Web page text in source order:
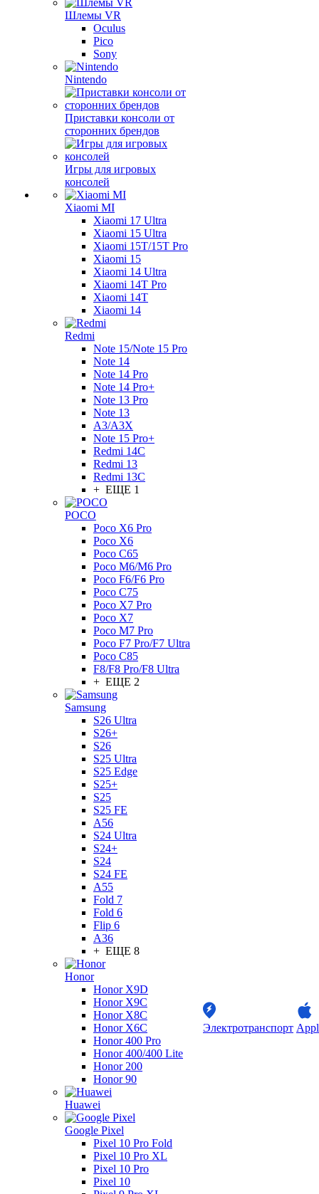
Шлемы VR
Oculus
Pico
Sony
Nintendo
Приставки консоли от
сторонних брендов
Игры для игровых
консолей
Xiaomi MI
Xiaomi 17 Ultra
Xiaomi 15 Ultra
Xiaomi 15T/15T Pro
Xiaomi 15
Xiaomi 14 Ultra
Xiaomi 14T Pro
Xiaomi 14T
Xiaomi 14
Redmi
Note 15/Note 15 Pro
Note 14
Note 14 Pro
Note 14 Pro+
Note 13 Pro
Note 13
A3/A3X
Note 15 Pro+
Redmi 14C
Redmi 13
Redmi 13C
+ ЕЩЕ 1
POCO
Poco X6 Pro
Poco X6
Poco C65
Poco M6/M6 Pro
Poco F6/F6 Pro
Poco C75
Poco X7 Pro
Poco X7
Poco M7 Pro
Poco F7 Pro/F7 Ultra
Poco C85
F8/F8 Pro/F8 Ultra
+ ЕЩЕ 2
Samsung
S26 Ultra
S26+
S26
S25 Ultra
S25 Edge
S25+
S25
S25 FE
A56
S24 Ultra
S24+
S24
S24 FE
A55
Fold 7
Fold 6
Flip 6
A36
+ ЕЩЕ 8
Honor
Honor X9D
Honor X9C
Honor X8C
Honor X6C
Honor 400 Pro
Honor 400/400 Lite
Honor 200
Honor 90
Huawei
Google Pixel
Pixel 10 Pro Fold
Pixel 10 Pro XL
Pixel 10 Pro
Pixel 10
Электротранспорт